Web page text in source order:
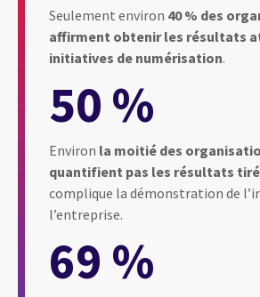
Seulement environ 40 % des
affirment obtenir les résultats
initiatives de numérisation.
50 %
Environ la moitié des
quantifient pas les résultats
complique la démonstration de
l’entreprise.
69 %